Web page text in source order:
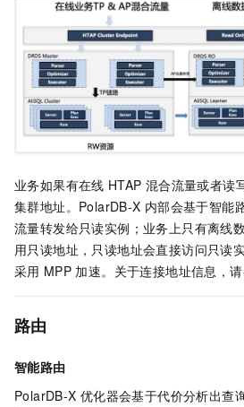
业务如果有在线 HTAP 混合流量或者读
集群地址。 PolarDB-X 内部会基于智能
流量转发给只读实例；业务上只有离线
用只读地址，只读地址会直接访问只读
采用 MPP 加速。关于连接地址信息，
路由
智能路由
PolarDB-X 优化器会基于代价分析出查